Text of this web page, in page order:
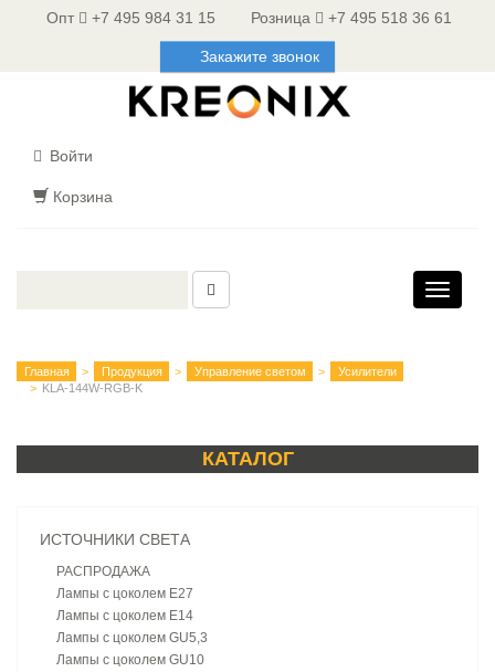
Опт +7 495 984 31 15 Розница +7 495 518 36 61
Закажите звонок
Войти
Корзина
Toggle
Главная Продукция Управление светом
Усилители
KLA-144W-RGB-K
КАТАЛОГ
ИСТОЧНИКИ СВЕТА
РАСПРОДАЖА
Лампы с цоколем E27
Лампы с цоколем E14
Лампы с цоколем GU5,3
Лампы с цоколем GU10